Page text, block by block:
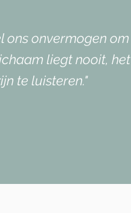
ons onvermogen om
liegt nooit, het
te luisteren."